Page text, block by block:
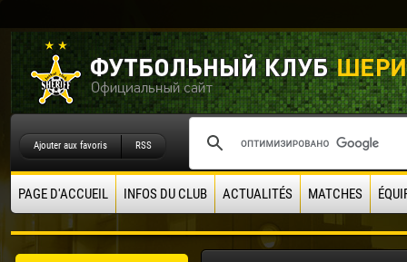
Ajouter aux favoris RSS
PAGE D'ACCUEIL INFOS DU CLUB ACTUALITÉS MATCHES